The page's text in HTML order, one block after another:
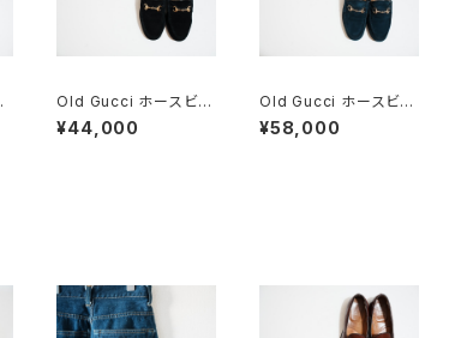
Old Gucci ホースビッ
トローファー 6.5B スエ
ードBK
¥44,000
Old Gucci ホースビッ
トローファー 36C Nav
y Suede
¥58,000